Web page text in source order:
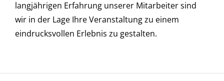
langjährigen Erfahrung unserer Mitarbeiter sind
wir in der Lage Ihre Veranstaltung zu einem
eindrucksvollen Erlebnis zu gestalten.